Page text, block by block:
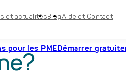
et actualitésBlogAide et Contact
pour les PMEDémarrer